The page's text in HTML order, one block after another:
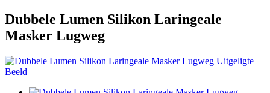
Dubbele Lumen Silikon Laringeale
Masker Lugweg